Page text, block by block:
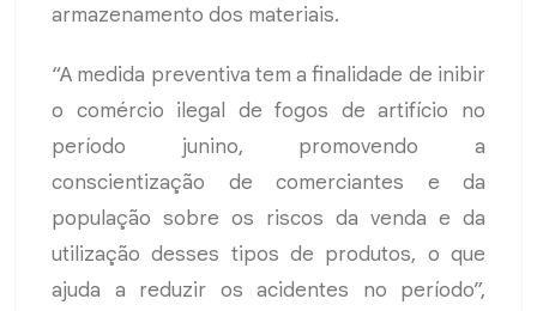
armazenamento dos materiais.
“A medida preventiva tem a finalidade de inibir
o comércio ilegal de fogos de artifício no
período junino, promovendo a
conscientização de comerciantes e da
população sobre os riscos da venda e da
utilização desses tipos de produtos, o que
ajuda a reduzir os acidentes no período”,